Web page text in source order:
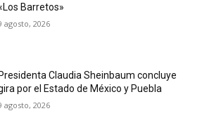
Barretos»
agosto, 2026
Claudia Sheinbaum concluye
por el Estado de México y Puebla
agosto, 2026